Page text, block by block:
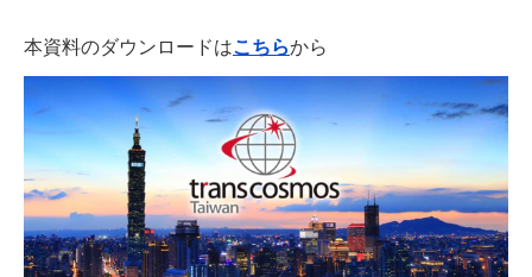
本資料のダウンロードはこちらから